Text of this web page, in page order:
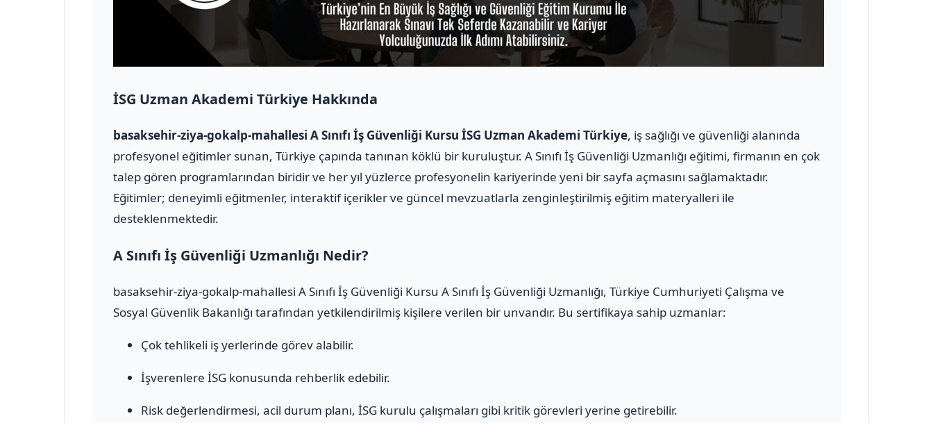
İSG Uzman Akademi Türkiye Hakkında
basaksehir-ziya-gokalp-mahallesi A Sınıfı İş Güvenliği Kursu İSG Uzman Akademi Türkiye, iş sağlığı ve güvenliği alanında
profesyonel eğitimler sunan, Türkiye çapında tanınan köklü bir kuruluştur. A Sınıfı İş Güvenliği Uzmanlığı eğitimi, firmanın en çok
talep gören programlarından biridir ve her yıl yüzlerce profesyonelin kariyerinde yeni bir sayfa açmasını sağlamaktadır.
Eğitimler; deneyimli eğitmenler, interaktif içerikler ve güncel mevzuatlarla zenginleştirilmiş eğitim materyalleri ile
desteklenmektedir.
A Sınıfı İş Güvenliği Uzmanlığı Nedir?
basaksehir-ziya-gokalp-mahallesi A Sınıfı İş Güvenliği Kursu A Sınıfı İş Güvenliği Uzmanlığı, Türkiye Cumhuriyeti Çalışma ve
Sosyal Güvenlik Bakanlığı tarafından yetkilendirilmiş kişilere verilen bir unvandır. Bu sertifikaya sahip uzmanlar:
Çok tehlikeli iş yerlerinde görev alabilir.
İşverenlere İSG konusunda rehberlik edebilir.
Risk değerlendirmesi, acil durum planı, İSG kurulu çalışmaları gibi kritik görevleri yerine getirebilir.